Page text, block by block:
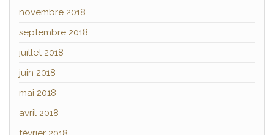
novembre 2018
septembre 2018
juillet 2018
juin 2018
mai 2018
avril 2018